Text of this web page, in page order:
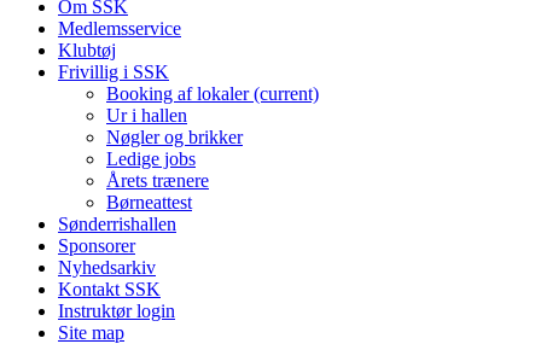
Om SSK
Medlemsservice
Klubtøj
Frivillig i SSK
Booking af lokaler(current)
Ur i hallen
Nøgler og brikker
Ledige jobs
Årets trænere
Børneattest
Sønderrishallen
Sponsorer
Nyhedsarkiv
Kontakt SSK
Instruktør login
Site map